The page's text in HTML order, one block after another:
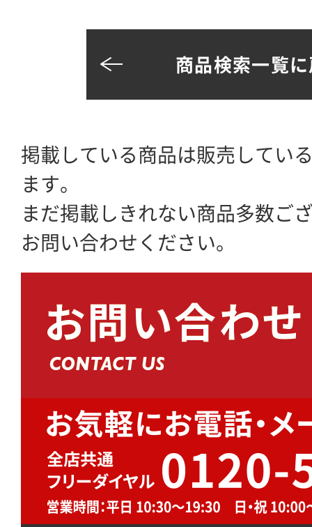
商品検索一覧
掲載している商品は販売してい
ます。
まだ掲載しきれない商品多数ご
お問い合わせください。